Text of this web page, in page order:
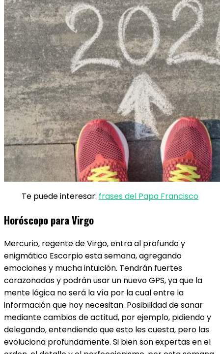
Te puede interesar: frases del Papa Francisco
Horóscopo para Virgo
Mercurio, regente de Virgo, entra al profundo y
enigmático Escorpio esta semana, agregando
emociones y mucha intuición. Tendrán fuertes
corazonadas y podrán usar un nuevo GPS, ya que la
mente lógica no será la vía por la cual entre la
información que hoy necesitan. Posibilidad de sanar
mediante cambios de actitud, por ejemplo, pidiendo y
delegando, entendiendo que esto les cuesta, pero las
evoluciona profundamente. Si bien son expertas en el